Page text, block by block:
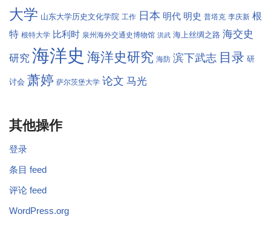
大学 山东大学历史文化学院 工作 日本 明代 明史 普塔克 李庆新 根
特 根特大学 比利时 泉州海外交通史博物馆 洪武 海上丝绸之路 海交史
研究 海洋史 海洋史研究 海防 滨下武志 目录 研
讨会 萧婷 萨尔茨堡大学 论文 马光
其他操作
登录
条目 feed
评论 feed
WordPress.org